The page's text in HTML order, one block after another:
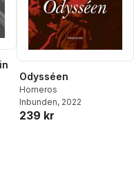
röster:
Odysséen
Homeros
Inbunden, 2022
239 kr